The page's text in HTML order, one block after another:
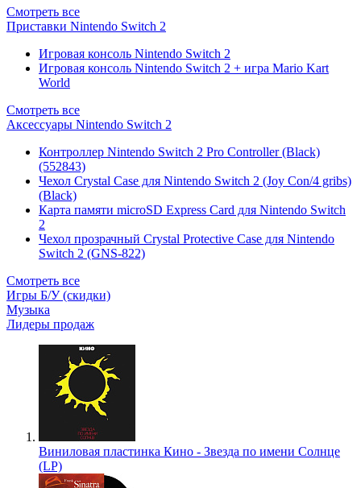
Смотреть все
Приставки Nintendo Switch 2
Игровая консоль Nintendo Switch 2
Игровая консоль Nintendo Switch 2 + игра Mario Kart
World
Смотреть все
Аксессуары Nintendo Switch 2
Контроллер Nintendo Switch 2 Pro Controller (Black)
(552843)
Чехол Сrystal Сase для Nintendo Switch 2 (Joy Con/4 gribs)
(Black)
Карта памяти microSD Express Card для Nintendo Switch
2
Чехол прозрачный Crystal Protective Case для Nintendo
Switch 2 (GNS-822)
Смотреть все
Игры Б/У (скидки)
Музыка
Лидеры продаж
Виниловая пластинка Кино - Звезда по имени Солнце
(LP)